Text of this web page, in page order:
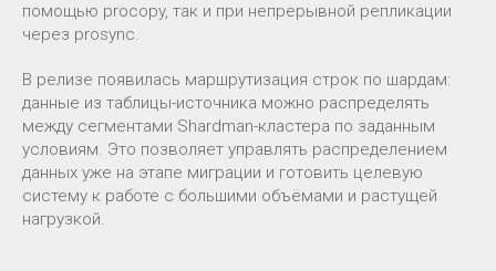
помощью procopy, так и при непрерывной репликации
через prosync.
В релизе появилась маршрутизация строк по шардам:
данные из таблицы-источника можно распределять
между сегментами Shardman-кластера по заданным
условиям. Это позволяет управлять распределением
данных уже на этапе миграции и готовить целевую
систему к работе с большими объёмами и растущей
нагрузкой.